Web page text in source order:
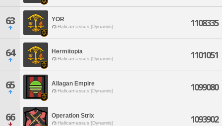
63 YOR
Halicarnassus [Dynamis] 1108335
64 Hermitopia
Halicarnassus [Dynamis] 1101051
65 Allagan Empire
Halicarnassus [Dynamis] 1099080
66 Operation Strix
Halicarnassus [Dynamis] 1093902